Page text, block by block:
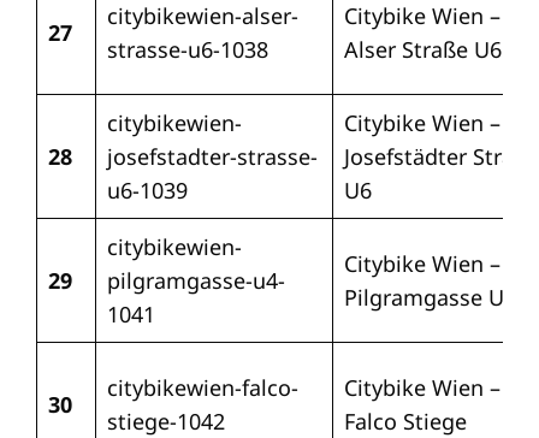
27
citybikewien-alser-
strasse-u6-1038
Citybike Wien –
Alser Straße U6
28
citybikewien-
josefstadter-strasse-
u6-1039
Citybike Wien –
Josefstädter Straße
U6
29
citybikewien-
pilgramgasse-u4-
1041
Citybike Wien –
Pilgramgasse U4
30
citybikewien-falco-
stiege-1042
Citybike Wien –
Falco Stiege